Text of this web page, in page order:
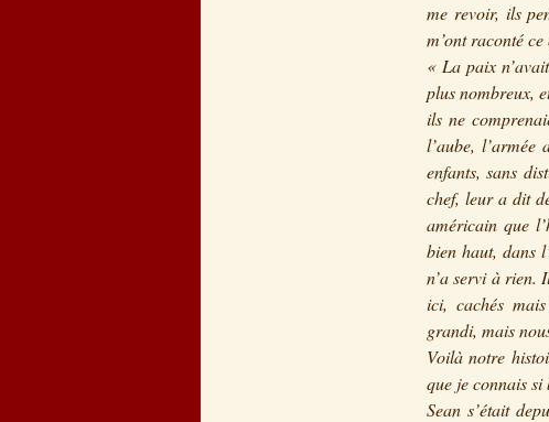
me revoir, ils
m’ont raconté ce
« La paix
plus nombreux,
ils ne
l’aube,
enfants, sans
chef, leur a dit
américain que
bien haut, dans
n’a servi à rien.
ici, cachés
grandi, mais
Voilà notre
que je connais
Sean s’était